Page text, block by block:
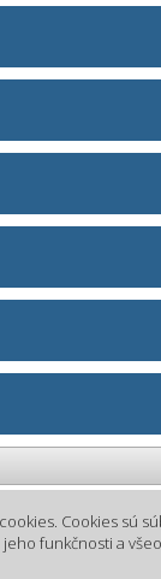
Cookies sú
funkčnosti a